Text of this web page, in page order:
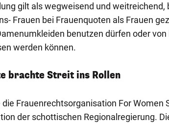
gilt als wegweisend und weitreichend,
Frauen bei Frauenquoten als Frauen
benutzen dürfen oder von
werden können.
brachte Streit ins Rollen
Frauenrechtsorganisation For Women
der schottischen Regionalregierung.